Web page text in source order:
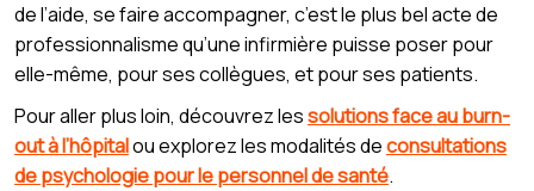
de l’aide, se faire accompagner, c’est le plus bel acte de
professionnalisme qu’une infirmière puisse poser pour
elle-même, pour ses collègues, et pour ses patients.
Pour aller plus loin, découvrez lessolutions face au burn-
out à l’hôpitalou explorez les modalités deconsultations
de psychologie pour le personnel de santé.